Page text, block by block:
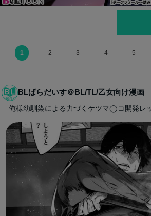
1 2 3 4 5
BLぱらだいす＠BL/TL/乙女向け漫画
俺様幼馴染による力づくケツマ◯コ開発レ